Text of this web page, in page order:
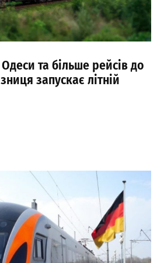
та більше рейсів до
запускає літній